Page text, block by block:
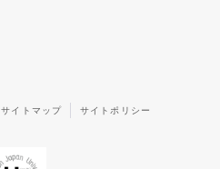
サイトマップ サイトポリシー